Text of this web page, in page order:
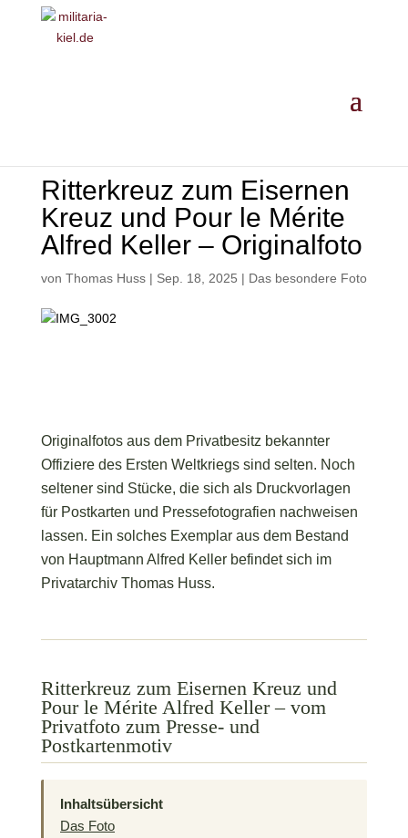
Ritterkreuz zum Eisernen
Kreuz und Pour le Mérite
Alfred Keller – Originalfoto
von Thomas Huss| Sep. 18, 2025 | Das besondere Foto
Originalfotos aus dem Privatbesitz bekannter
Offiziere des Ersten Weltkriegs sind selten. Noch
seltener sind Stücke, die sich als Druckvorlagen
für Postkarten und Pressefotografien nachweisen
lassen. Ein solches Exemplar aus dem Bestand
von Hauptmann Alfred Keller befindet sich im
Privatarchiv Thomas Huss.
Ritterkreuz zum Eisernen Kreuz und
Pour le Mérite Alfred Keller – vom
Privatfoto zum Presse- und
Postkartenmotiv
Inhaltsübersicht
Das Foto